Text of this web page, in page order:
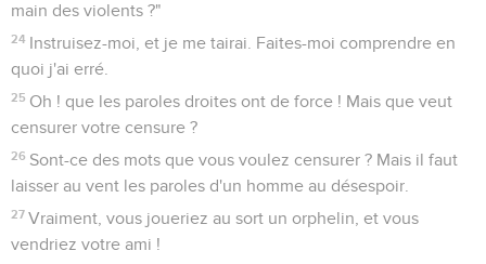
main des violents ?"
24 Instruisez-moi, et je me tairai. Faites-moi comprendre en
quoi j'ai erré.
25 Oh ! que les paroles droites ont de force ! Mais que veut
censurer votre censure ?
26 Sont-ce des mots que vous voulez censurer ? Mais il faut
laisser au vent les paroles d'un homme au désespoir.
27 Vraiment, vous joueriez au sort un orphelin, et vous
vendriez votre ami !